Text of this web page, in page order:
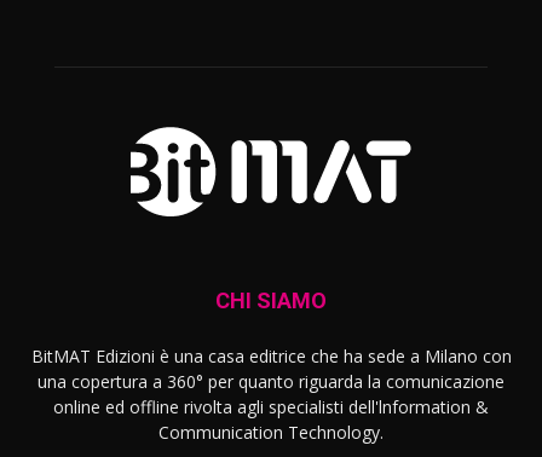
CHI SIAMO
BitMAT Edizioni è una casa editrice che ha sede a Milano con
una copertura a 360° per quanto riguarda la comunicazione
online ed offline rivolta agli specialisti dell'lnformation &
Communication Technology.